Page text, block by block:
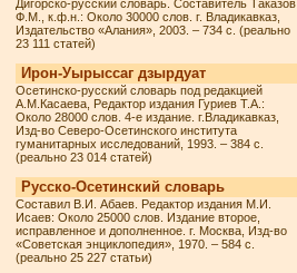
Дигорско-русский словарь. Составитель Таказов
Ф.М., к.ф.н.: Около 30000 слов. г. Владикавказ,
Издательство «Алания», 2003. – 734 с. (реально
23 111 статей)
Ирон-Уырыссаг дзырдуат
Осетинско-русский словарь под редакцией
А.М.Касаева, Редактор издания Гуриев Т.А.:
Около 28000 слов. 4-е издание. г.Владикавказ,
Изд-во Северо-Осетинского института
гуманитарных исследований, 1993. – 384 с.
(реально 23 014 статей)
Русско-Осетинский словарь
Составил В.И. Абаев. Редактор издания М.И.
Исаев: Около 25000 слов. Издание второе,
исправленное и дополненное. г. Москва, Изд-во
«Советская энциклопедия», 1970. – 584 с.
(реально 25 227 статьи)